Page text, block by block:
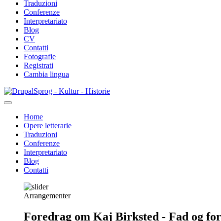
Traduzioni
Conferenze
Interpretariato
Blog
CV
Contatti
Fotografie
Registrati
Cambia lingua
Salta
al
principale
Sprog - Kultur - Historie
Primær
navigation
Home
Opere letterarie
Traduzioni
Conferenze
Interpretariato
Blog
Contatti
Arrangementer
Foredrag om Kaj Birksted - Fad og